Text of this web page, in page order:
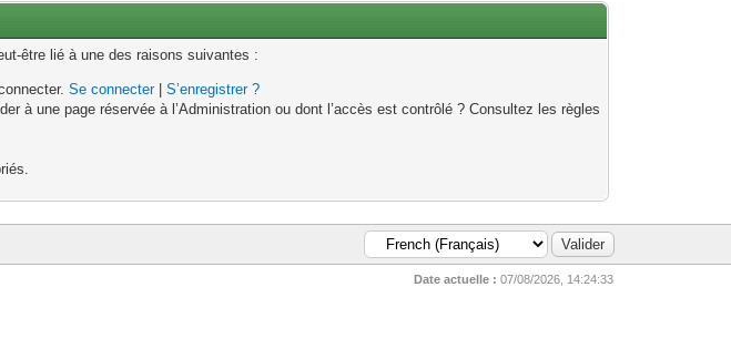
être lié à une des raisons suivantes :
Se connecter|S’enregistrer ?
à une page réservée à l’Administration ou dont l’accès est contrôlé ? Consultez les règles
Date actuelle : 07/08/2026, 14:24:33